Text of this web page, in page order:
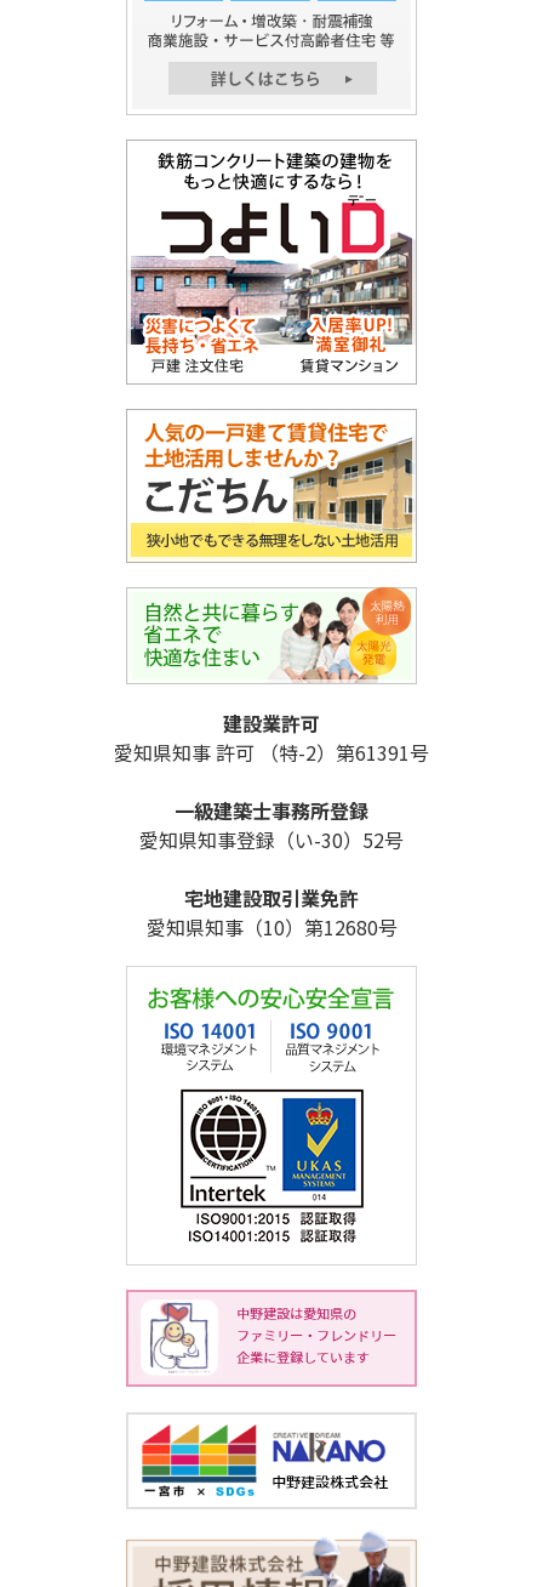
建設業許可
愛知県知事 許可 （特-2）第61391号
一級建築士事務所登録
愛知県知事登録（い-30）52号
宅地建設取引業免許
愛知県知事（10）第12680号